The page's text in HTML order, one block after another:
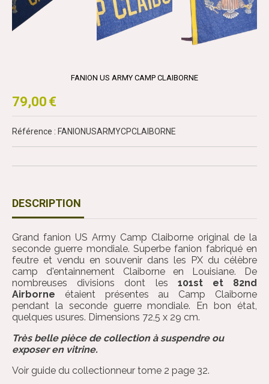
FANION US ARMY CAMP CLAIBORNE
79,00 €
Référence : FANIONUSARMYCPCLAIBORNE
DESCRIPTION
Grand fanion US Army Camp Claiborne original de la
seconde guerre mondiale. Superbe fanion fabriqué en
feutre et vendu en souvenir dans les PX du célèbre
camp d'entainnement Claiborne en Louisiane. De
nombreuses divisions dont les 101st et 82nd
Airborne étaient présentes au Camp Claiborne
pendant la seconde guerre mondiale. En bon état,
quelques usures. Dimensions 72,5 x 29 cm.
Très belle pièce de collection à suspendre ou
exposer en vitrine.
Voir guide du collectionneur tome 2 page 32.